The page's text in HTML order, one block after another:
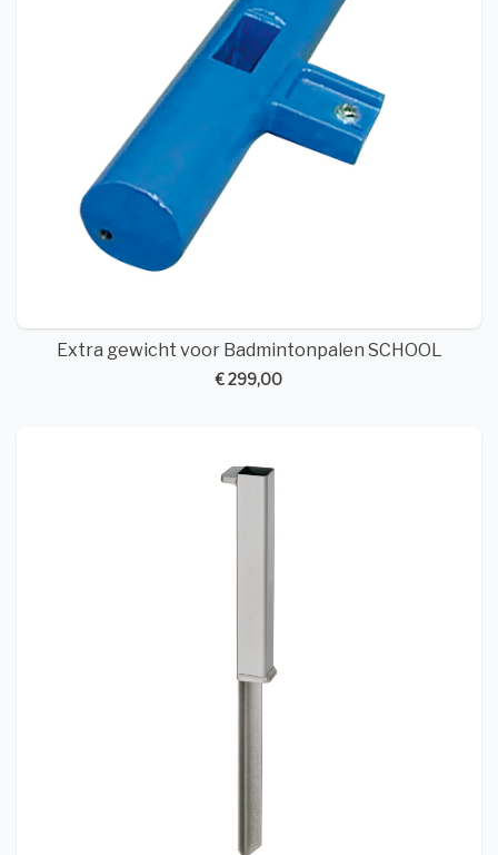
Extra gewicht voor Badmintonpalen SCHOOL
€ 299,00